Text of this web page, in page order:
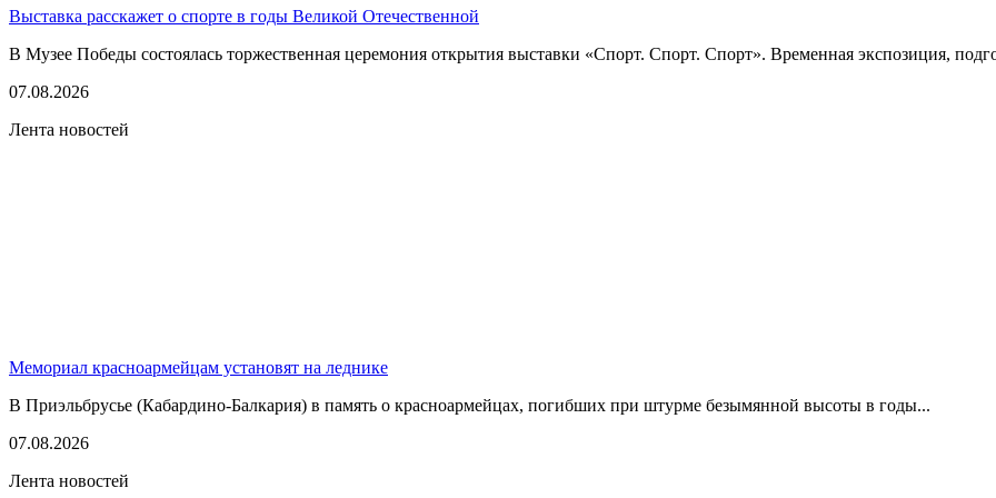
Выставка расскажет о спорте в годы Великой Отечественной
В Музее Победы состоялась торжественная церемония открытия выставки «Спорт. Спорт. Спорт». Временная экспозиция,
07.08.2026
Лента новостей
Мемориал красноармейцам установят на леднике
В Приэльбрусье (Кабардино-Балкария) в память о красноармейцах, погибших при штурме безымянной высоты в годы...
07.08.2026
Лента новостей